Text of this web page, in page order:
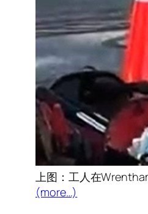
上图：工人在
(more…)